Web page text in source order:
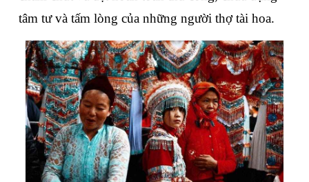
tâm tư và tấm lòng của những người thợ tài hoa.